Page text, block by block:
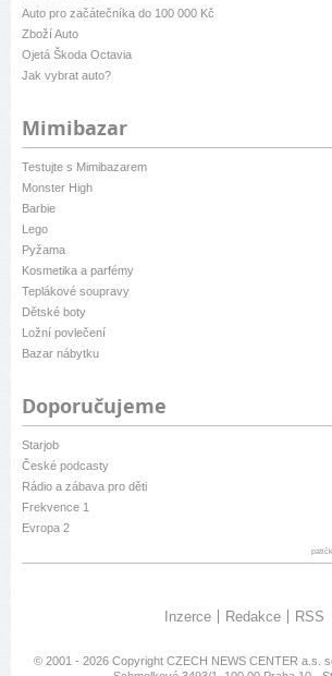
Auto pro začátečníka do 100 000 Kč
Zboží Auto
Ojetá Škoda Octavia
Jak vybrat auto?
Mimibazar
Testujte s Mimibazarem
Monster High
Barbie
Lego
Pyžama
Kosmetika a parfémy
Teplákové soupravy
Dětské boty
Ložní povlečení
Bazar nábytku
Doporučujeme
Starjob
České podcasty
Rádio a zábava pro děti
Frekvence 1
Evropa 2
Inzerce Redakce RSS
© 2001 - 2026 Copyright CZECH NEWS CENTER a.s.